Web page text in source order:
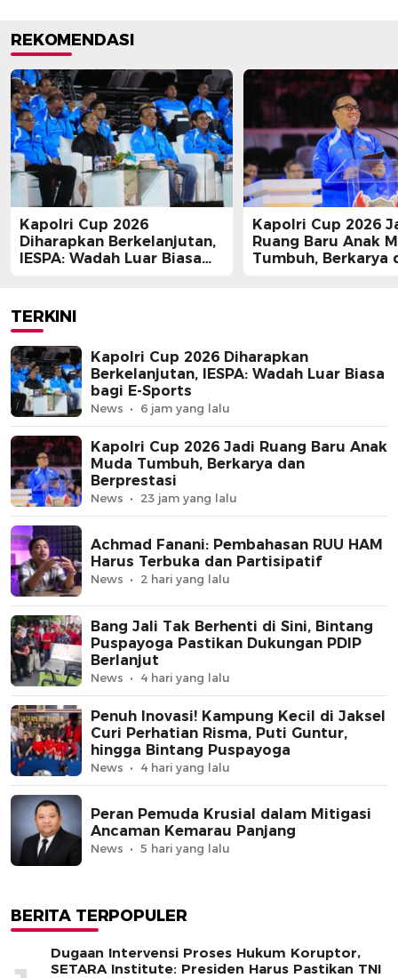
REKOMENDASI
Kapolri Cup 2026
Diharapkan Berkelanjutan,
IESPA: Wadah Luar Biasa
Kapolri Cup 2026
Ruang Baru Anak
Tumbuh, Berkarya
TERKINI
Kapolri Cup 2026 Diharapkan
Berkelanjutan, IESPA: Wadah Luar Biasa
bagi E-Sports
News 6 jam yang lalu
Kapolri Cup 2026 Jadi Ruang Baru Anak
Muda Tumbuh, Berkarya dan
Berprestasi
News 23 jam yang lalu
Achmad Fanani: Pembahasan RUU HAM
Harus Terbuka dan Partisipatif
News 2 hari yang lalu
Bang Jali Tak Berhenti di Sini, Bintang
Puspayoga Pastikan Dukungan PDIP
Berlanjut
News 4 hari yang lalu
Penuh Inovasi! Kampung Kecil di Jaksel
Curi Perhatian Risma, Puti Guntur,
hingga Bintang Puspayoga
News 4 hari yang lalu
Peran Pemuda Krusial dalam Mitigasi
Ancaman Kemarau Panjang
News 5 hari yang lalu
BERITA TERPOPULER
Dugaan Intervensi Proses Hukum Koruptor,
SETARA Institute: Presiden Harus Pastikan TNI